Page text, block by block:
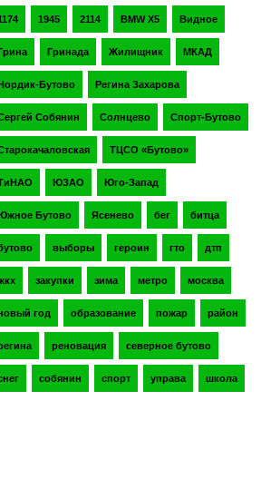
1945 2114 BMW X5 Видное
Грина Гринада Жилищник МКАД
Нордик-Бутово Регина Захарова
Собянин Солнцево Спорт-Бутово
ТЦСО «Бутово»
ЮЗАО Юго-Запад
Южное Бутово Ясенево бег битца
выборы героин гто дтп
закупки зима метро москва
год образование пожар район
реновация северное бутово
собянин спорт управа школа